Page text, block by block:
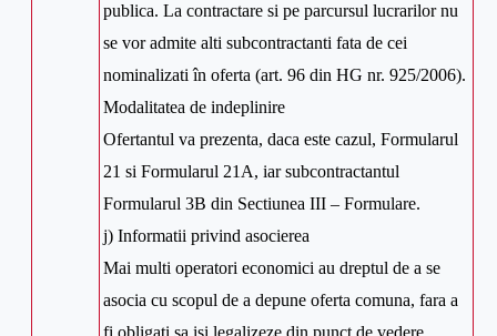
publica. La contractare si pe parcursul lucrarilor nu
se vor admite alti subcontractanti fata de cei
nominalizati în oferta (art. 96 din HG nr. 925/2006).
Modalitatea de indeplinire
Ofertantul va prezenta, daca este cazul, Formularul
21 si Formularul 21A, iar subcontractantul
Formularul 3B din Sectiunea III – Formulare.
j) Informatii privind asocierea
Mai multi operatori economici au dreptul de a se
asocia cu scopul de a depune oferta comuna, fara a